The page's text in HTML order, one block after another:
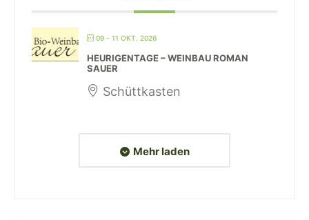
09 - 11 OKT. 2026
HEURIGENTAGE – WEINBAU ROMAN
SAUER
Schüttkasten
Mehr laden